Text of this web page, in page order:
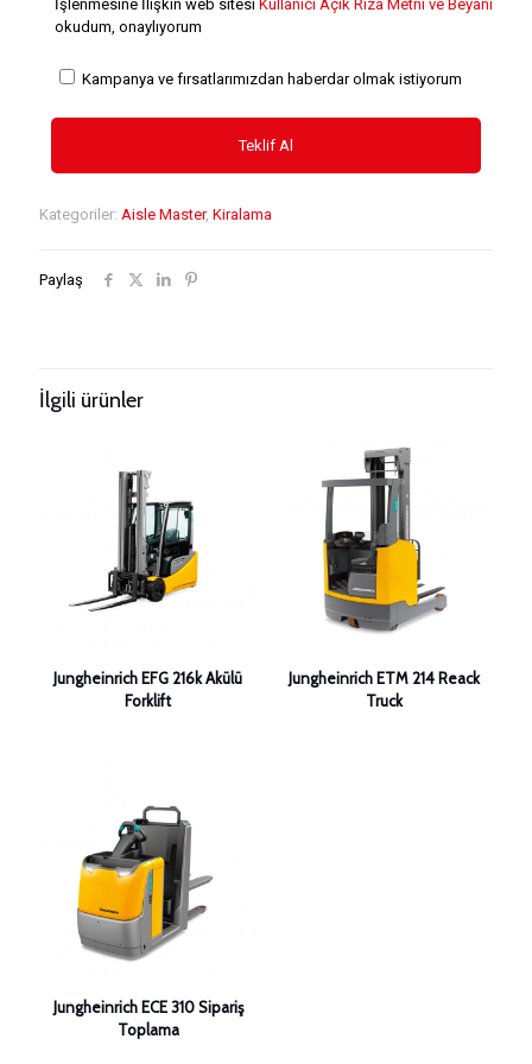
İşlenmesine İlişkin web sitesi Kullanıcı Açık Rıza Metni ve Beyanı
okudum, onaylıyorum
Kampanya ve fırsatlarımızdan haberdar olmak istiyorum
Kategoriler: Aisle Master, Kiralama
Paylaş
İlgili ürünler
Jungheinrich EFG 216k Akülü
Forklift
Jungheinrich ETM 214 Reack
Truck
Jungheinrich ECE 310 Sipariş
Toplama